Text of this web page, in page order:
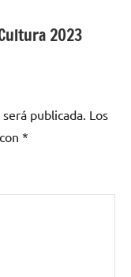
2023
publicada. Los
*